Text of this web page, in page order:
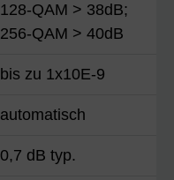
128-QAM > 38dB;
256-QAM > 40dB
bis zu 1x10E-9
automatisch
0,7 dB typ.